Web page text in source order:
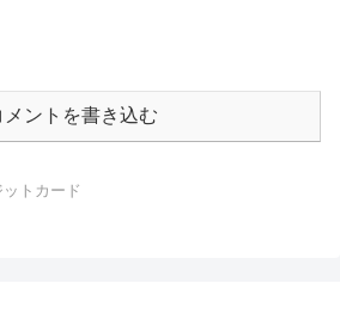
メントを書き込む
トカード